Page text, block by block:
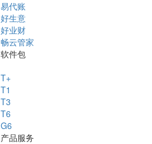
易代账
好生意
好业财
畅云管家
软件包
T+
T1
T3
T6
G6
产品服务